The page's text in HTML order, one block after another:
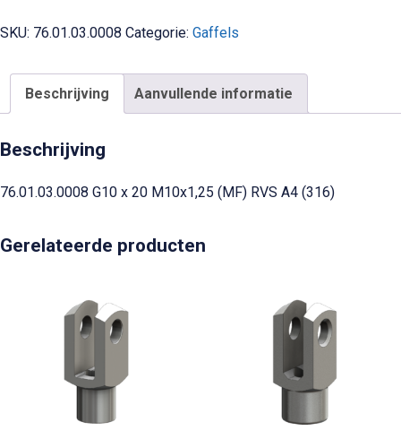
SKU: 76.01.03.0008 Categorie: Gaffels
Beschrijving Aanvullende informatie
Beschrijving
76.01.03.0008 G10 x 20 M10x1,25 (MF) RVS A4 (316)
Gerelateerde producten